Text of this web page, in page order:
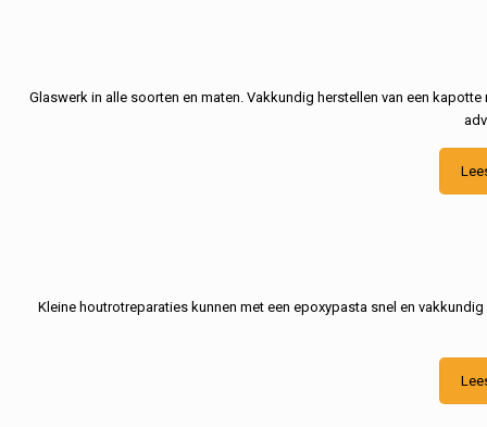
Glaswerk in alle soorten en maten. Vakkundig herstellen van een
Kleine houtrotreparaties kunnen met een epoxypasta snel en